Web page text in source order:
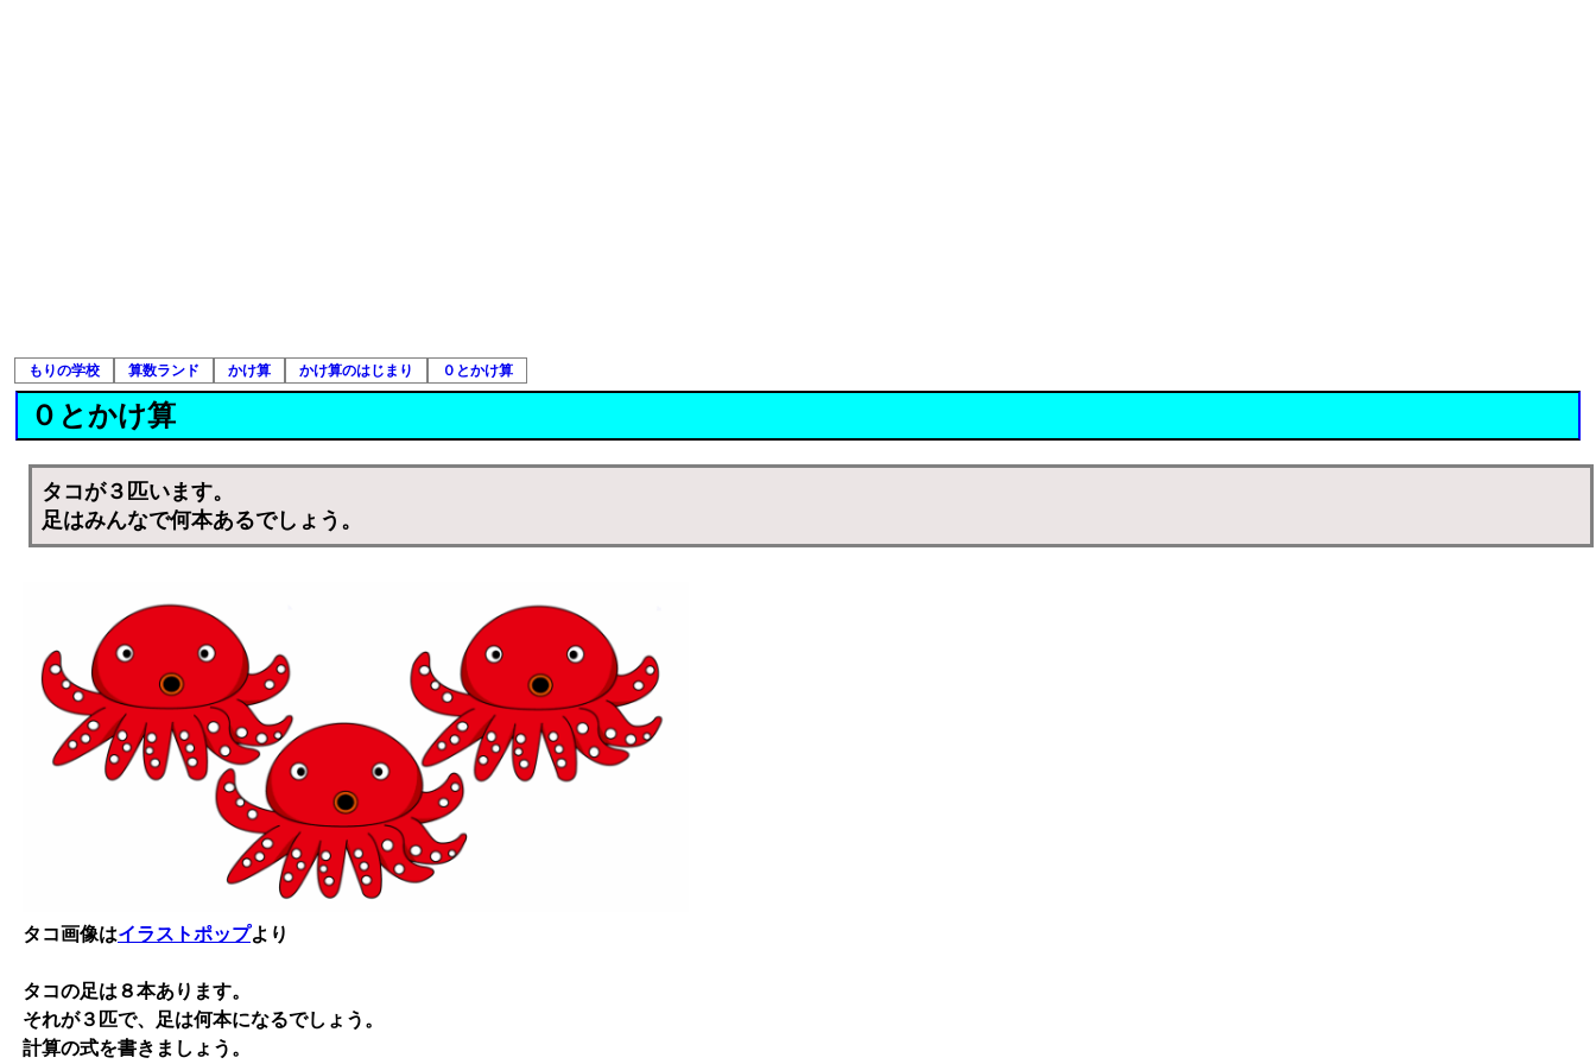
もりの学校 算数ランド かけ算 かけ算のはじまり ０とかけ算
０とかけ算
タコが３匹います。
足はみんなで何本あるでしょう。
タコ画像はイラストポップより
タコの足は８本あります。
それが３匹で、足は何本になるでしょう。
計算の式を書きましょう。